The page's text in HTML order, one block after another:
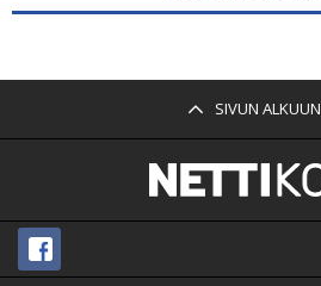
SIVUN ALKUUN